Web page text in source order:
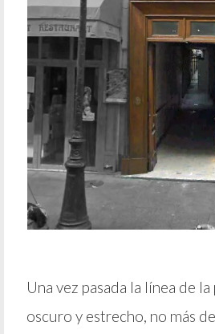
Una vez pasada la línea de
oscuro y estrecho, no más